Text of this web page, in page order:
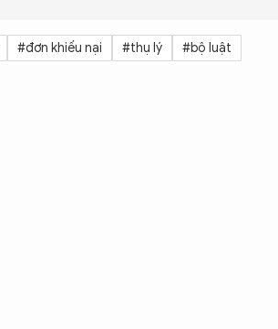
#đơn khiếu nại #thụ lý #bộ luật